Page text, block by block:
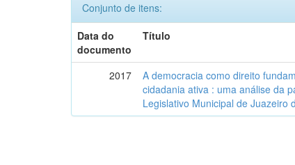
Conjunto de itens:
Data do
documento
Título
2017
A democracia como direito
cidadania ativa : uma análise da
Legislativo Municipal de Juazeiro